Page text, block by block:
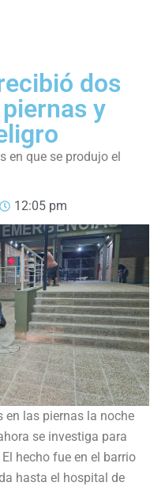
dos
y
en que se produjo el
12:05 pm
en las piernas la noche
se investiga para
hecho fue en el barrio
hasta el hospital de